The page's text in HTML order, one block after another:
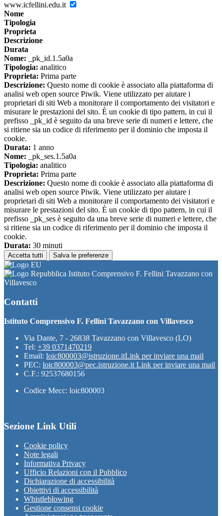
www.icfellini.edu.it
Nome
Tipologia
Proprieta
Descrizione
Durata
Nome: _pk_id.1.5a0a
Tipologia: analitico
Proprieta: Prima parte
Descrizione: Questo nome di cookie è associato alla piattaforma di
analisi web open source Piwik. Viene utilizzato per aiutare i
proprietari di siti Web a monitorare il comportamento dei visitatori e
misurare le prestazioni del sito. È un cookie di tipo pattern, in cui il
prefisso _pk_id è seguito da una breve serie di numeri e lettere, che
si ritiene sia un codice di riferimento per il dominio che imposta il
cookie.
Durata: 1 anno
Nome: _pk_ses.1.5a0a
Tipologia: analitico
Proprieta: Prima parte
Descrizione: Questo nome di cookie è associato alla piattaforma di
analisi web open source Piwik. Viene utilizzato per aiutare i
proprietari di siti Web a monitorare il comportamento dei visitatori e
misurare le prestazioni del sito. È un cookie di tipo pattern, in cui il
prefisso _pk_ses è seguito da una breve serie di numeri e lettere, che
si ritiene sia un codice di riferimento per il dominio che imposta il
cookie.
Durata: 30 minuti
Accetta tutti Salva le preferenze
Istituto Comprensivo F. Fellini Tavazzano con
Villavesco
Contatti
Istituto Comprensivo F. Fellini Tavazzano con Villavesco
Via Dante, 7 - 26838 Tavazzano con Villavesco (LO)
Tel: +39 0371470219
Email: loic800003@istruzione.itLink per inviare una mail
PEC: loic800003@pec.istruzione.it Link per inviare una mail
C.F.: 92537680156
Codice Mecc: loic800003
Sezione Link Utili
Cookie policy
Note legali
Informativa Privacy
Ufficio Relazioni con il Pubblico
Dichiarazione di accessibilità
Obiettivi di accessibilità
Whistleblowing
Gestione consensi cookie